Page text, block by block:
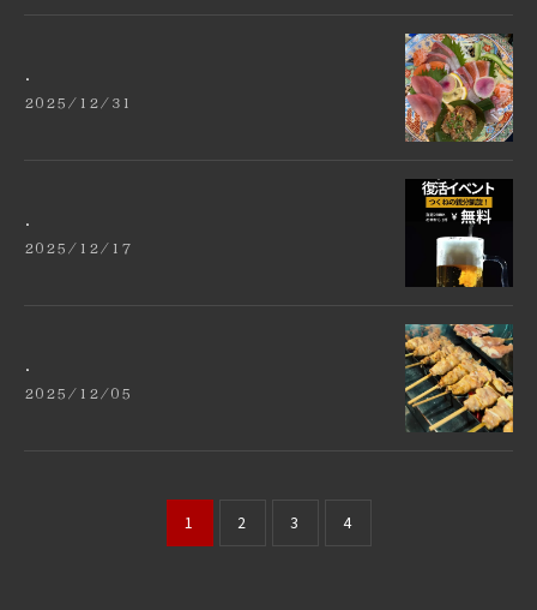
.
2025/12/31
.
2025/12/17
.
2025/12/05
1 2 3 4